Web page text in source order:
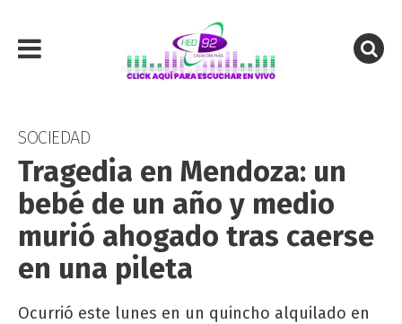
SOCIEDAD
Tragedia en Mendoza: un
bebé de un año y medio
murió ahogado tras caerse
en una pileta
Ocurrió este lunes en un quincho alquilado en